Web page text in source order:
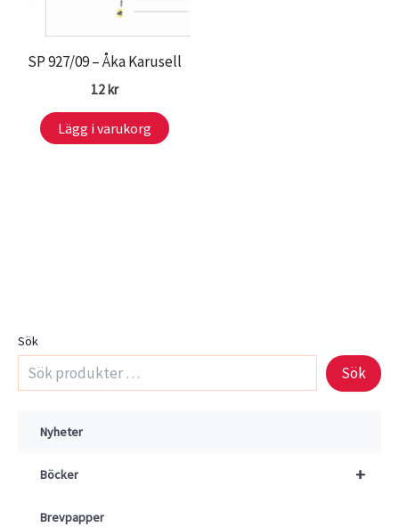
Sök
Sök
Nyheter
+
Böcker
Brevpapper
SP 927/09 – Åka Karusell
12 kr
Lägg i varukorg